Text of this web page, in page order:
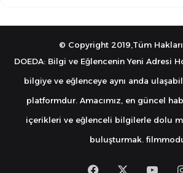
© Copyright 2019,Tüm Hakları
DOEDA: Bilgi ve Eğlencenin Yeni Adresi
bilgiye ve eğlenceye aynı anda
platformdur. Amacımız, en güncel
içerikleri ve eğlenceli bilgilerle dolu
buluşturmak.
Facebook